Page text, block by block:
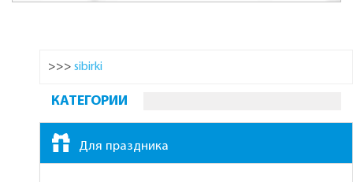
>>> sibirki
КАТЕГОРИИ
Для праздника